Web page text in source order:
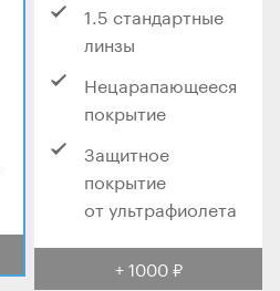
1.5 стандартные
линзы
Нецарапающееся
покрытие
Защитное
покрытие
от ультрафиолета
+ 1000 ₽